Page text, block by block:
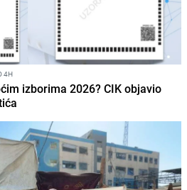
4H
izborima 2026? CIK objavio